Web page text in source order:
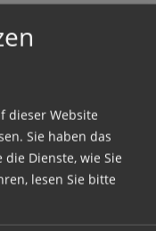
dieser Website
Sie haben das
Dienste, wie Sie
lesen Sie bitte